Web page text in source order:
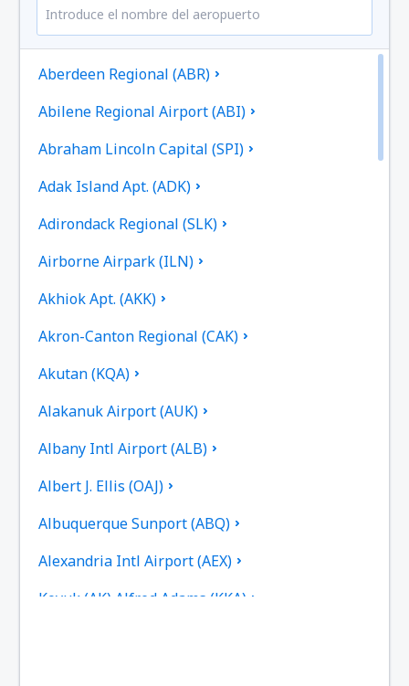
Aberdeen Regional (ABR)
Abilene Regional Airport (ABI)
Abraham Lincoln Capital (SPI)
Adak Island Apt. (ADK)
Adirondack Regional (SLK)
Airborne Airpark (ILN)
Akhiok Apt. (AKK)
Akron-Canton Regional (CAK)
Akutan (KQA)
Alakanuk Airport (AUK)
Albany Intl Airport (ALB)
Albert J. Ellis (OAJ)
Albuquerque Sunport (ABQ)
Alexandria Intl Airport (AEX)
Koyuk (AK) Alfred Adams (KKA)